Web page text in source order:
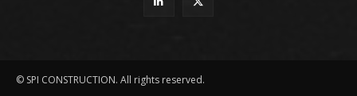
© SPI CONSTRUCTION. All rights reserved.